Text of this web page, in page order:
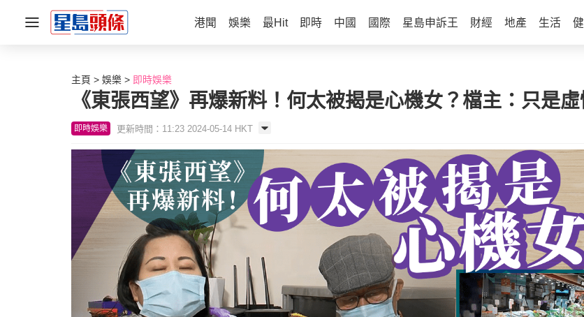
港聞 娛樂 最Hit 即時 中國 國際 星島申訴王 財經 地產 生活
主頁 娛樂 即時娛樂
《東張西望》再爆新料！何太被揭是心機女？檔主：只是
即時娛樂 更新時間：11:23 2024-05-14 HKT